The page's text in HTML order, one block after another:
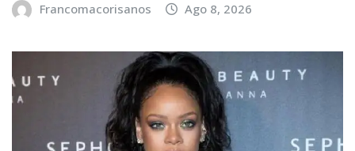
Francomacorisanos Ago 8, 2026